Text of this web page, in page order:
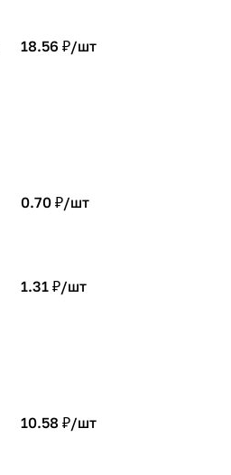
18.56 ₽/шт
0.70 ₽/шт
1.31 ₽/шт
10.58 ₽/шт